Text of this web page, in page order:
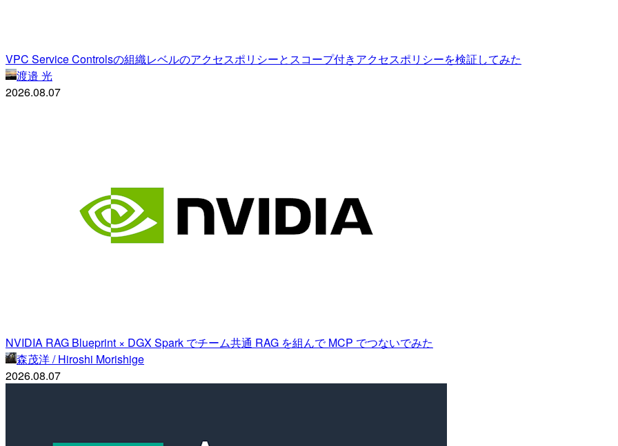
VPC Service Controlsの組織レベルのアクセスポリシーとスコープ付きアクセスポリシーを検証してみた
渡邉 光
2026.08.07
NVIDIA RAG Blueprint × DGX Spark でチーム共通 RAG を組んで MCP でつないでみた
森茂洋 / Hiroshi Morishige
2026.08.07